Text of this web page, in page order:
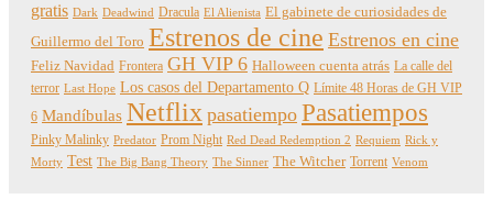
gratis Dark Deadwind Dracula El Alienista El gabinete de curiosidades de
Guillermo del Toro Estrenos de cine Estrenos en cine
Feliz Navidad Frontera GH VIP 6 Halloween cuenta atrás La calle del
terror Last Hope Los casos del Departamento Q Límite 48 Horas de GH VIP
6 Mandíbulas Netflix pasatiempo Pasatiempos
Pinky Malinky Predator Prom Night Red Dead Redemption 2 Requiem Rick y
Morty Test The Big Bang Theory The Sinner The Witcher Torrent Venom